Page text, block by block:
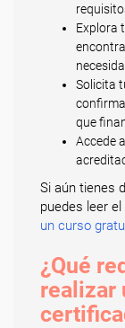
Explora
Solicita
que
Accede
Si aún tienes
puedes leer el
un curso
¿Qué
realizar